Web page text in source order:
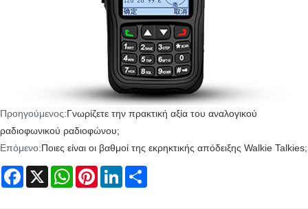
Προηγούμενος:Γνωρίζετε την πρακτική αξία του αναλογικού
ραδιοφωνικού ραδιοφώνου;
Επόμενο:Ποιες είναι οι βαθμοί της εκρηκτικής απόδειξης Walkie Talkies;
Facebook
X WhatsAppPinterestLinkedIn